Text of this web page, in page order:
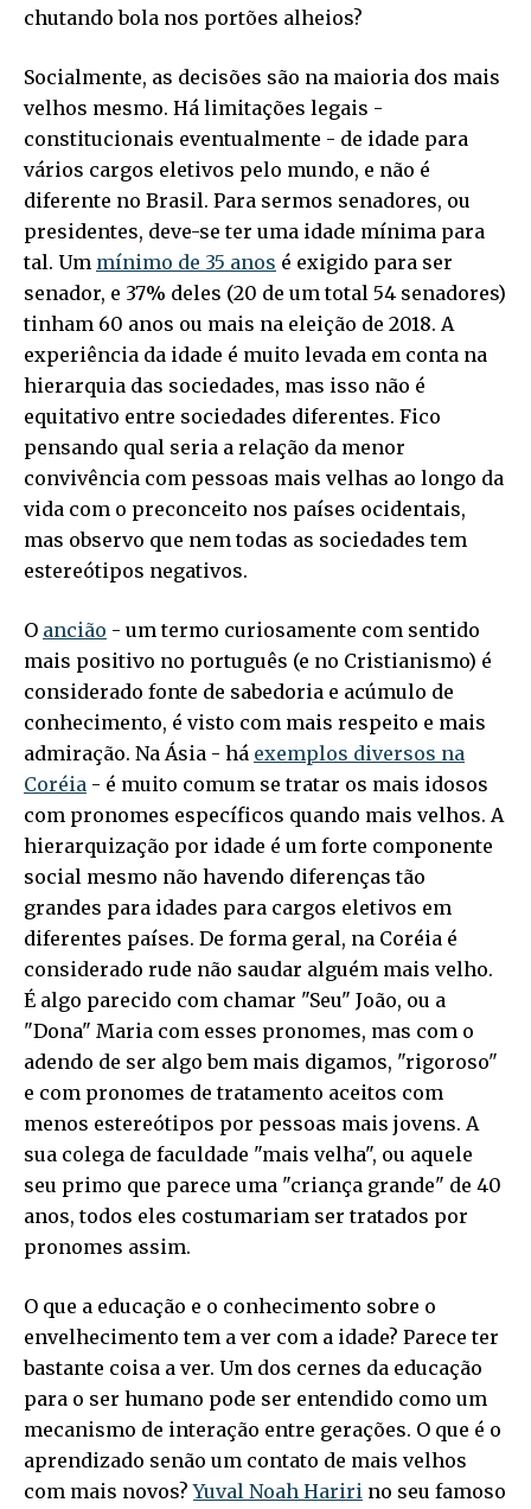
chutando bola nos portões alheios?
Socialmente, as decisões são na maioria dos mais
velhos mesmo. Há limitações legais -
constitucionais eventualmente - de idade para
vários cargos eletivos pelo mundo, e não é
diferente no Brasil. Para sermos senadores, ou
presidentes, deve-se ter uma idade mínima para
tal. Um mínimo de 35 anos é exigido para ser
senador, e 37% deles (20 de um total 54 senadores)
tinham 60 anos ou mais na eleição de 2018. A
experiência da idade é muito levada em conta na
hierarquia das sociedades, mas isso não é
equitativo entre sociedades diferentes. Fico
pensando qual seria a relação da menor
convivência com pessoas mais velhas ao longo da
vida com o preconceito nos países ocidentais,
mas observo que nem todas as sociedades tem
estereótipos negativos.
O ancião - um termo curiosamente com sentido
mais positivo no português (e no Cristianismo) é
considerado fonte de sabedoria e acúmulo de
conhecimento, é visto com mais respeito e mais
admiração. Na Ásia - há exemplos diversos na
Coréia - é muito comum se tratar os mais idosos
com pronomes específicos quando mais velhos. A
hierarquização por idade é um forte componente
social mesmo não havendo diferenças tão
grandes para idades para cargos eletivos em
diferentes países. De forma geral, na Coréia é
considerado rude não saudar alguém mais velho.
É algo parecido com chamar "Seu" João, ou a
"Dona" Maria com esses pronomes, mas com o
adendo de ser algo bem mais digamos, "rigoroso"
e com pronomes de tratamento aceitos com
menos estereótipos por pessoas mais jovens. A
sua colega de faculdade "mais velha", ou aquele
seu primo que parece uma "criança grande" de 40
anos, todos eles costumariam ser tratados por
pronomes assim.
O que a educação e o conhecimento sobre o
envelhecimento tem a ver com a idade? Parece ter
bastante coisa a ver. Um dos cernes da educação
para o ser humano pode ser entendido como um
mecanismo de interação entre gerações. O que é o
aprendizado senão um contato de mais velhos
com mais novos?Yuval Noah Hariri no seu famoso